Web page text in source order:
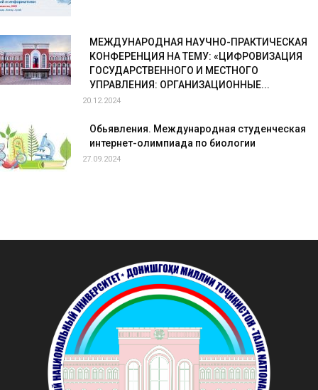
МЕЖДУНАРОДНАЯ НАУЧНО-ПРАКТИЧЕСКАЯ
КОНФЕРЕНЦИЯ НА ТЕМУ: «ЦИФРОВИЗАЦИЯ
ГОСУДАРСТВЕННОГО И МЕСТНОГО
УПРАВЛЕНИЯ: ОРГАНИЗАЦИОННЫЕ...
20.12.2024
Обьявления. Международная студенческая
интернет-олимпиада по биологии
27.09.2024